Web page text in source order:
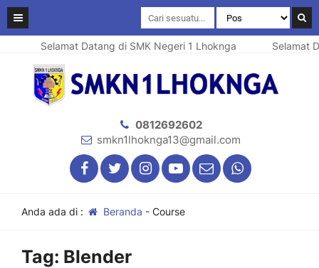
Selamat Datang di SMK Negeri 1 Lhoknga Selamat
0812692602
smkn1lhoknga13@gmail.com
Anda ada di : Beranda - Course
Tag: Blender